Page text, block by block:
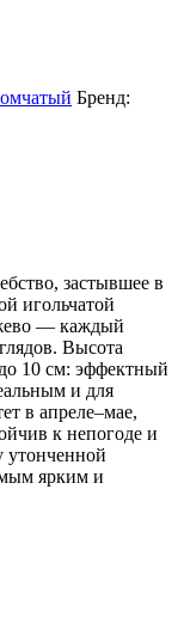
Бренд:
застывшее в
игольчатой
— каждый
Высота
10 см: эффектный
и для
в апреле–мае,
к непогоде и
утонченной
ярким и